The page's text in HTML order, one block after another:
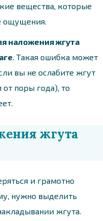
вещества, которые
ощущения.
наложения жгута
. Такая ошибка может
вы не ослабите жгут
от поры года), то
жгута
и грамотно
нужно выделить
жгута.